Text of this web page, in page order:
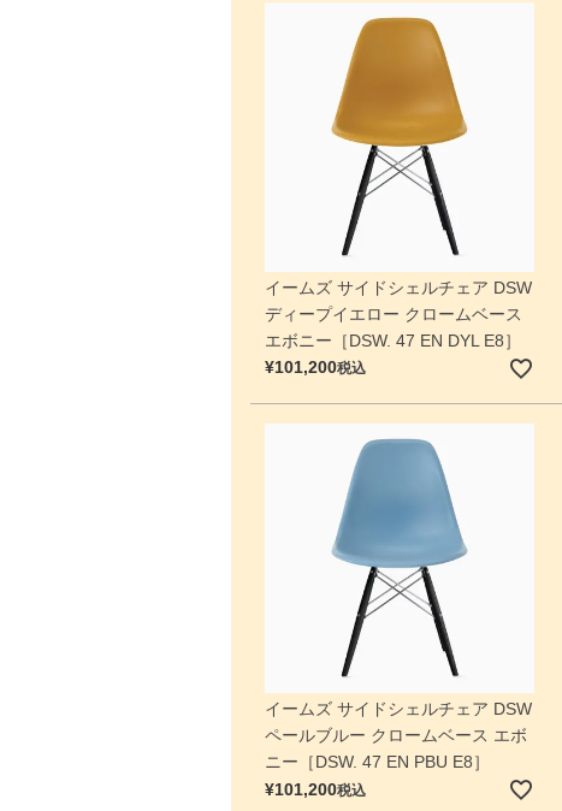
イームズ サイドシェルチェア DSW
ディープイエロー クロームベース
エボニー［DSW. 47 EN DYL E8］
¥101,200税込
イームズ サイドシェルチェア DSW
ペールブルー クロームベース エボ
ニー［DSW. 47 EN PBU E8］
¥101,200税込